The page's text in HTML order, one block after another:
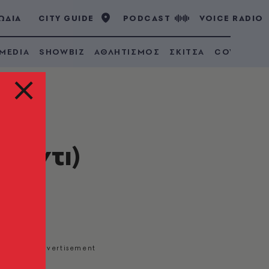
CITY GUIDE PODCAST VOICE RADIO
SHOWBIZ ΑΘΛΗΤΙΣΜΟΣ ΣΚΙΤΣΑ COVID 19